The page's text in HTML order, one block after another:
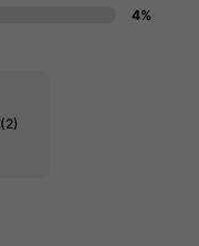
4%
(2)